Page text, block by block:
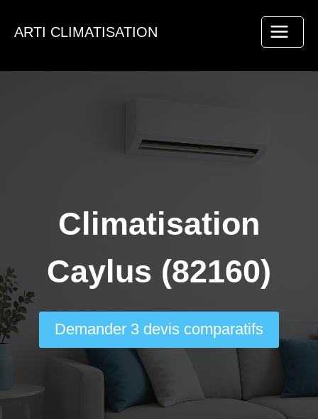
ARTI CLIMATISATION
Climatisation
Caylus (82160)
Demander 3 devis comparatifs